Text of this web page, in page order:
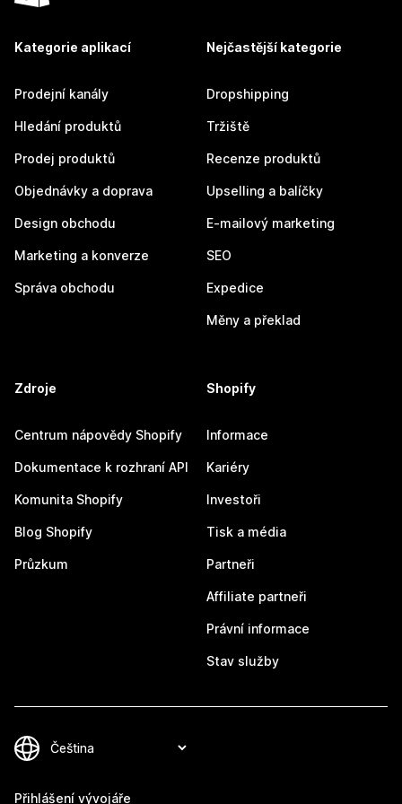
Kategorie aplikací
Prodejní kanály
Hledání produktů
Prodej produktů
Objednávky a doprava
Design obchodu
Marketing a konverze
Správa obchodu
Nejčastější kategorie
Dropshipping
Tržiště
Recenze produktů
Upselling a balíčky
E-mailový marketing
SEO
Expedice
Měny a překlad
Zdroje
Centrum nápovědy Shopify
Dokumentace k rozhraní API
Komunita Shopify
Blog Shopify
Průzkum
Shopify
Informace
Kariéry
Investoři
Tisk a média
Partneři
Affiliate partneři
Právní informace
Stav služby
Přihlášení vývojáře